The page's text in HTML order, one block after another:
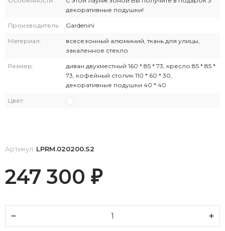
декоративные подушки!
Производитель: Gardenini
Материал:
всесезонный алюминий, ткань для улицы,
закаленное стекло
Размер:
диван двухместный 160 * 85 * 73, кресло 85 * 85 *
73, кофейный столик 110 * 60 * 30,
декоративные подушки 40 * 40
Цвет:
Артикул: LPRM.020200.S2
247 300 ₽